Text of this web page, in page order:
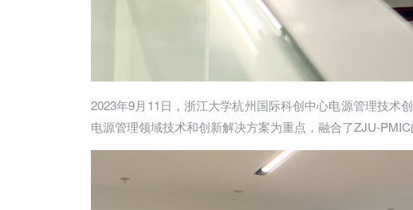
2023年9月11日，浙江大学杭州国际科创中心电源管理技术
电源管理领域技术和创新解决方案为重点，融合了ZJU-